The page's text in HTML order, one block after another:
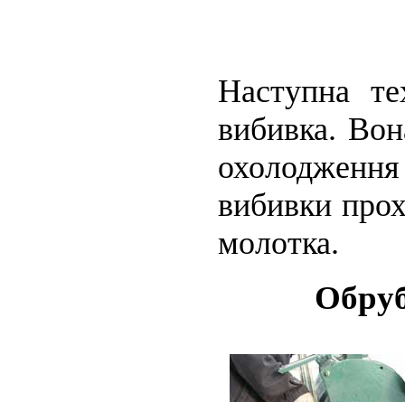
Наступна
вибивка.
вибивки
молотка.